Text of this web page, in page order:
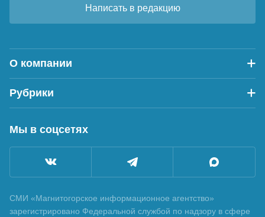
Написать в редакцию
О компании
Рубрики
Мы в соцсетях
СМИ «Магнитогорское информационное агентство»
зарегистрировано Федеральной службой по надзору в сфере